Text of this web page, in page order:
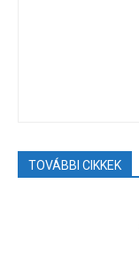
TOVÁBBI CIKKEK